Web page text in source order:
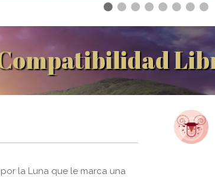
la Luna que le marca una